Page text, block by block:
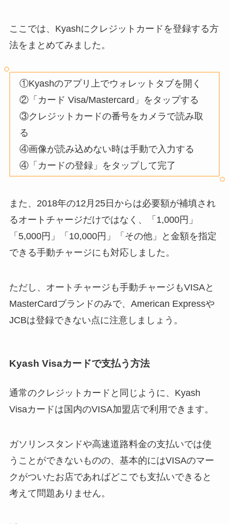
ここでは、Kyashにクレジットカードを登録する方
法をまとめてみました。
①Kyashのアプリ上でウォレットタブを開く
②「カード Visa/Mastercard」をタップする
③クレジットカードの番号をカメラで読み取
る
④画像が読み込めない時は手動で入力する
④「カードの登録」をタップして完了
また、2018年の12月25日からは必要額が補填され
るオートチャージだけではなく、「1,000円」
「5,000円」「10,000円」「その他」と金額を指定
できる手動チャージにも対応しました。
ただし、オートチャージも手動チャージもVISAと
MasterCardブランドのみで、American Expressや
JCBは登録できない点に注意しましょう。
Kyash Visaカードで支払う方法
通常のクレジットカードと同じように、Kyash
Visaカードは国内のVISA加盟店で利用できます。
ガソリンスタンドや高速道路料金の支払いでは使
うことができないものの、基本的にはVISAのマー
クがついたお店であればどこでも支払いできると
考えて問題ありません。